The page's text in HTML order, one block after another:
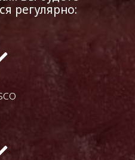
регулярно: